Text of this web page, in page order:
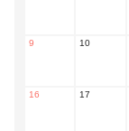
9 10
16 17